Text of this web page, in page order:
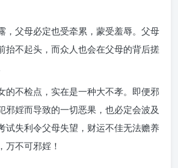
，父母必定也受牵累，蒙受羞辱。父母
抬不起头，而众人也会在父母的背后搓
的不检点，实在是一种大不孝。即便邪
邪婬而导致的一切恶果，也必定会波及
试失利令父母失望，财运不佳无法赡养
万不可邪婬！